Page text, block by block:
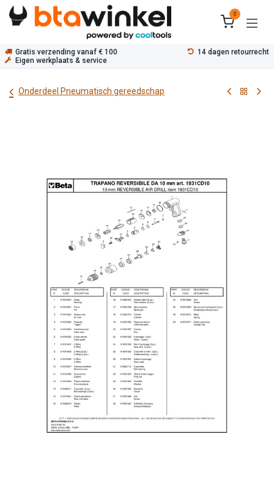
Overslaan naar inhoud
0
Gratis verzending vanaf € 100
14 dagen retourrecht
Eigen werkplaats & service
Onderdeel Pneumatisch gereedschap